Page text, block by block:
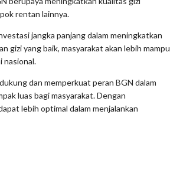
rentan lainnya.
jangka panjang dalam meningkatkan
gizi yang baik, masyarakat akan lebih mampu
nasional.
dan memperkuat peran BGN dalam
luas bagi masyarakat. Dengan
lebih optimal dalam menjalankan